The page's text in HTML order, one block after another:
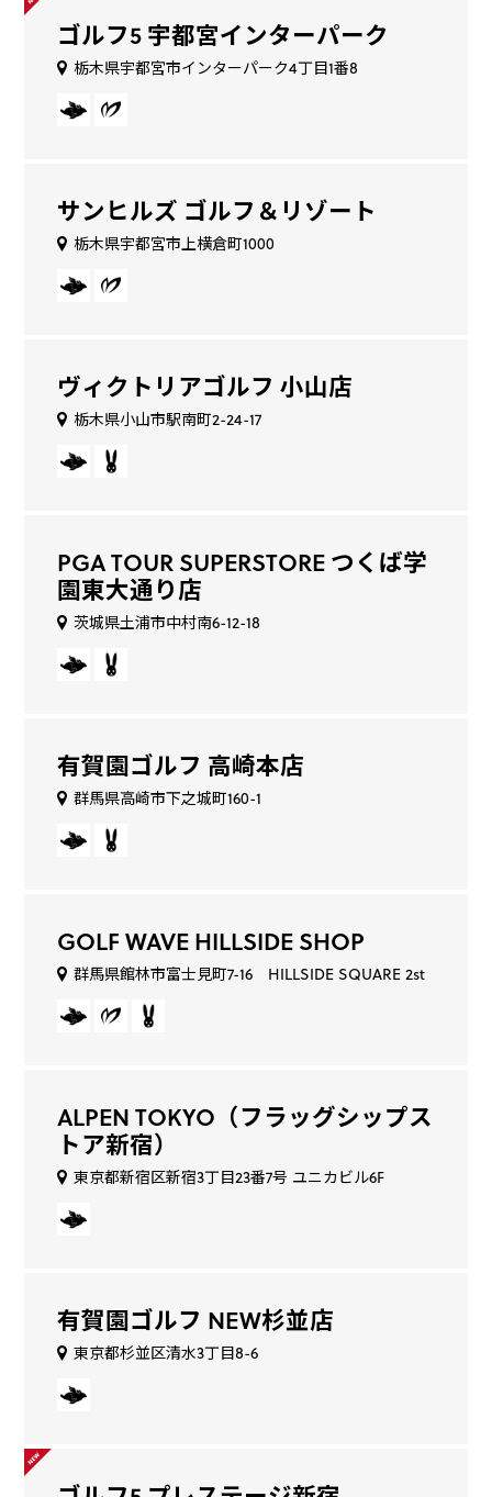
ゴルフ5 宇都宮インターパーク
栃木県宇都宮市インターパーク4丁目1番8
サンヒルズ ゴルフ＆リゾート
栃木県宇都宮市上横倉町1000
ヴィクトリアゴルフ 小山店
栃木県小山市駅南町2-24-17
PGA TOUR SUPERSTORE つくば学
園東大通り店
茨城県土浦市中村南6-12-18
有賀園ゴルフ 高崎本店
群馬県高崎市下之城町160-1
GOLF WAVE HILLSIDE SHOP
群馬県館林市富士見町7-16 HILLSIDE SQUARE 2st
ALPEN TOKYO（フラッグシップス
トア新宿）
東京都新宿区新宿3丁目23番7号 ユニカビル6F
有賀園ゴルフ NEW杉並店
東京都杉並区清水3丁目8-6